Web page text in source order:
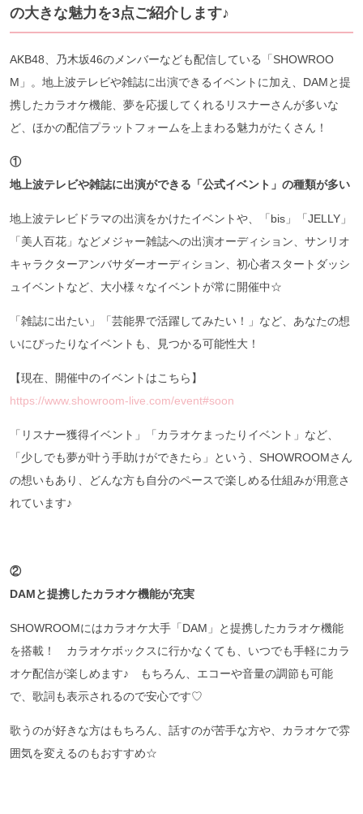
の大きな魅力を3点ご紹介します♪
AKB48、乃木坂46のメンバーなども配信している「SHOWROO
M」。地上波テレビや雑誌に出演できるイベントに加え、DAMと提
携したカラオケ機能、夢を応援してくれるリスナーさんが多いな
ど、ほかの配信プラットフォームを上まわる魅力がたくさん！
①
地上波テレビや雑誌に出演ができる「公式イベント」の種類が多い
地上波テレビドラマの出演をかけたイベントや、「bis」「JELLY」
「美人百花」などメジャー雑誌への出演オーディション、サンリオ
キャラクターアンバサダーオーディション、初心者スタートダッシ
ュイベントなど、大小様々なイベントが常に開催中☆
「雑誌に出たい」「芸能界で活躍してみたい！」など、あなたの想
いにぴったりなイベントも、見つかる可能性大！
【現在、開催中のイベントはこちら】
https://www.showroom-live.com/event#soon
「リスナー獲得イベント」「カラオケまったりイベント」など、
「少しでも夢が叶う手助けができたら」という、SHOWROOMさん
の想いもあり、どんな方も自分のペースで楽しめる仕組みが用意さ
れています♪
②
DAMと提携したカラオケ機能が充実
SHOWROOMにはカラオケ大手「DAM」と提携したカラオケ機能
を搭載！ カラオケボックスに行かなくても、いつでも手軽にカラ
オケ配信が楽しめます♪ もちろん、エコーや音量の調節も可能
で、歌詞も表示されるので安心です♡
歌うのが好きな方はもちろん、話すのが苦手な方や、カラオケで雰
囲気を変えるのもおすすめ☆